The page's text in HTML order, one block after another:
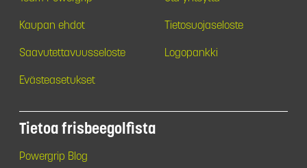
Kaupan ehdot Tietosuojaseloste
Saavutettavuusseloste Logopankki
Evästeasetukset
Tietoa frisbeegolfista
Powergrip Blog